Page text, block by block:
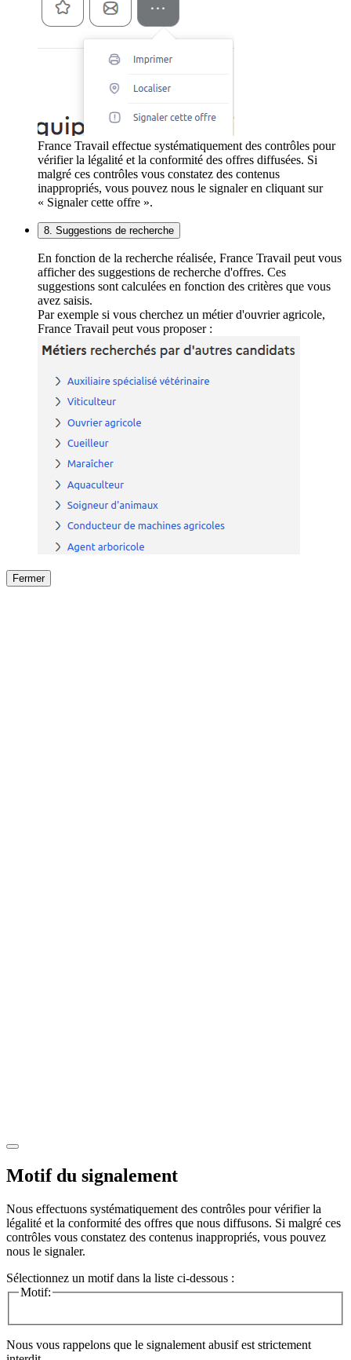
France Travail effectue systématiquement des contrôles pour
vérifier la légalité et la conformité des offres diffusées. Si
malgré ces contrôles vous constatez des contenus
inappropriés, vous pouvez nous le signaler en cliquant sur
« Signaler cette offre ».
8. Suggestions de recherche
En fonction de la recherche réalisée, France Travail peut vous
afficher des suggestions de recherche d'offres. Ces
suggestions sont calculées en fonction des critères que vous
avez saisis.
Par exemple si vous cherchez un métier d'ouvrier agricole,
France Travail peut vous proposer :
Fermer
Motif du signalement
Nous effectuons systématiquement des contrôles pour vérifier la
légalité et la conformité des offres que nous diffusons. Si malgré ces
contrôles vous constatez des contenus inappropriés, vous pouvez
nous le signaler.
Sélectionnez un motif dans la liste ci-dessous :
Motif:
Nous vous rappelons que le signalement abusif est strictement